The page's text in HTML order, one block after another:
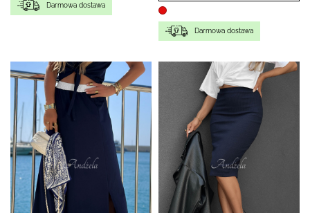
Darmowa dostawa
Darmowa dostawa